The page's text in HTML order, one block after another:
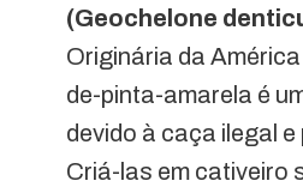
(Geochelone
Originária da
de-pinta-amarela é
devido à caça ilegal
Criá-las em cativeiro